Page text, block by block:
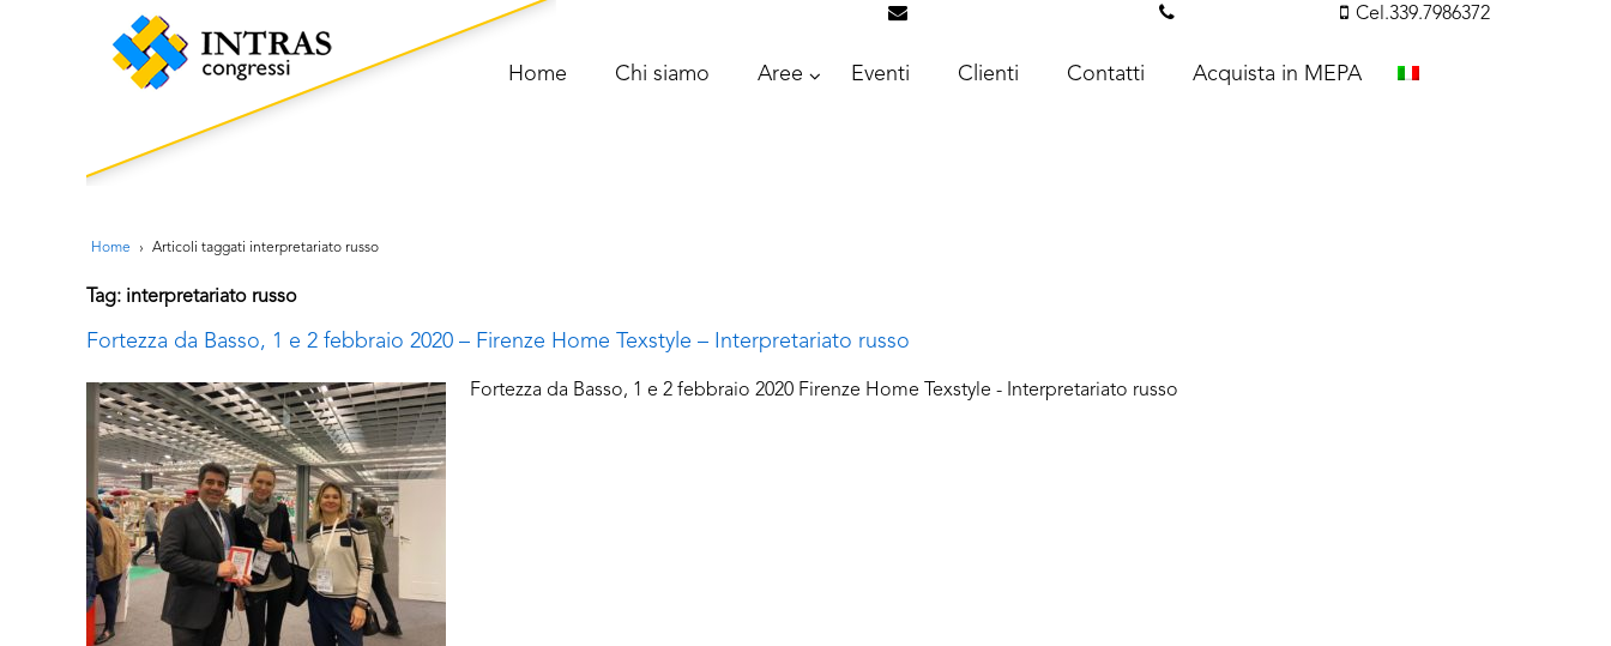
Home Chi siamo Aree Eventi Clienti Contatti Acquista in MEPA
Cel.339.7986372
Home › Articoli taggati interpretariato russo
Tag: interpretariato russo
Fortezza da Basso, 1 e 2 febbraio 2020 – Firenze Home Texstyle – Interpretariato russo
Fortezza da Basso, 1 e 2 febbraio 2020 Firenze Home Texstyle - Interpretariato russo